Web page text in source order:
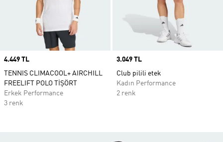
Price
4.449 TL
TENNIS CLIMACOOL+ AIRCHILL
FREELIFT POLO TİŞÖRT
Erkek Performance
3 renk
Price
3.049 TL
Club pilili etek
Kadın Performance
2 renk